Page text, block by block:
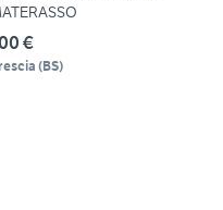
€
(BS)